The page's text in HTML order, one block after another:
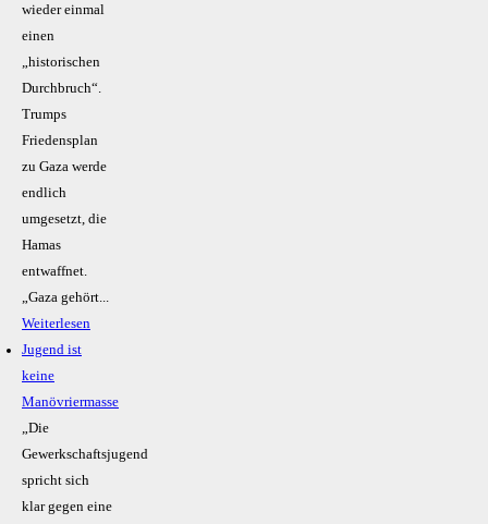
wieder einmal
einen
„historischen
Durchbruch“.
Trumps
Friedensplan
zu Gaza werde
endlich
umgesetzt, die
Hamas
entwaffnet.
„Gaza gehört...
Weiterlesen
Jugend ist
keine
Manövriermasse
„Die
Gewerkschaftsjugend
spricht sich
klar gegen eine